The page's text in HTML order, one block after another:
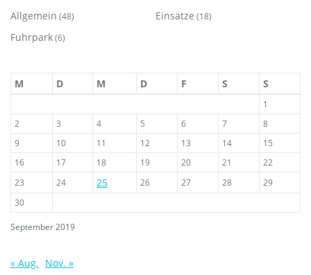
Allgemein (48) Einsätze (18)
Fuhrpark(6)
September 2019
M D M D F S S
1
2
3 4 5 6 7
8
9
10 11 12 13 14
15
16
17 18 19 20 21
22
23
24 25 26 27 28
29
30
« Aug. Nov. »